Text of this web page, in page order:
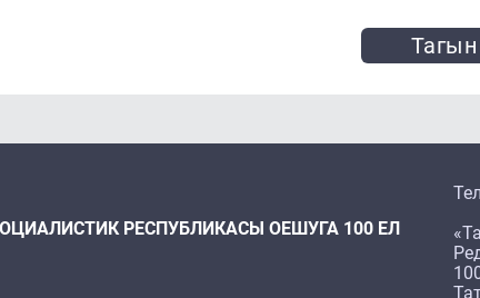
Тагын
РЕСПУБЛИКАСЫ ОЕШУГА 100 ЕЛ